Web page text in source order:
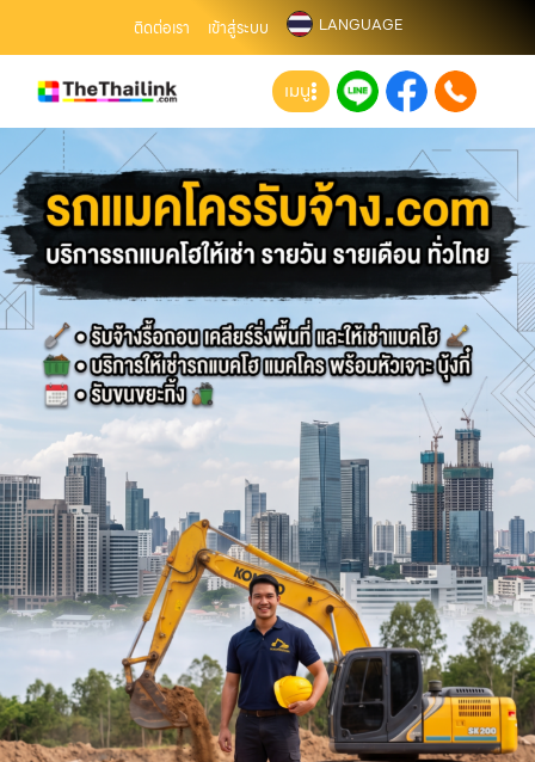
ติดต่อเรา เข้าสู่ระบบ LANGUAGE
เมนู